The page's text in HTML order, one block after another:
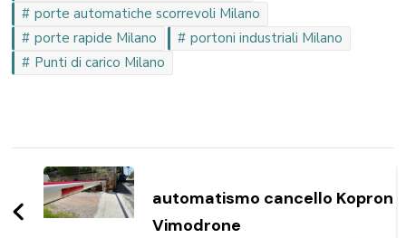
porte automatiche scorrevoli Milano
porte rapide Milano
portoni industriali Milano
Punti di carico Milano
Navigazione
articoli
automatismo cancello Kopron
Vimodrone